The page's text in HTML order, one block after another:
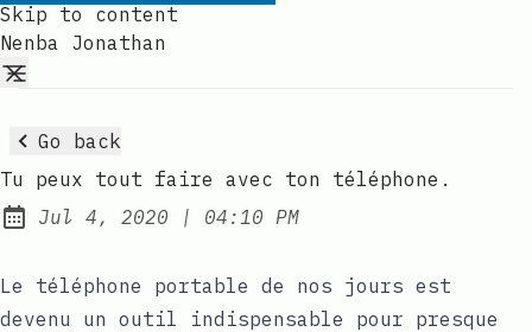
Skip to content
Nenba Jonathan
Go back
Tu peux tout faire avec ton téléphone.
Published:
Jul 4, 2020 | at
04:10 PM
Le téléphone portable de nos jours est
devenu un outil indispensable pour presque